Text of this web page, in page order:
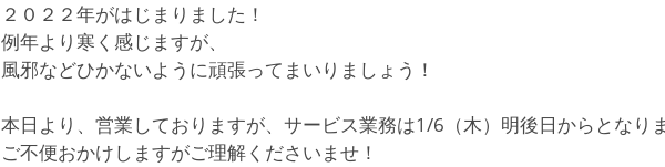
２０２２年がはじまりました！
例年より寒く感じますが、
風邪などひかないように頑張ってまいりましょう！
本日より、営業しておりますが、サービス業務は1/6（木）明後日からとなり
ご不便おかけしますがご理解くださいませ！